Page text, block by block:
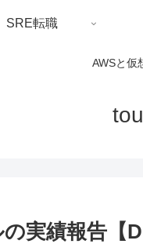
AWSと仮
SRE転職
実績報告【